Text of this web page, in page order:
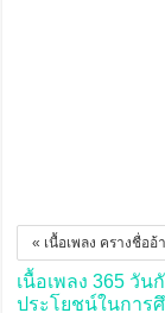
« เนื้อเพลง ครางชื่ออ้
เนื้อเพลง 365 วั
ประโยชน์ในการ